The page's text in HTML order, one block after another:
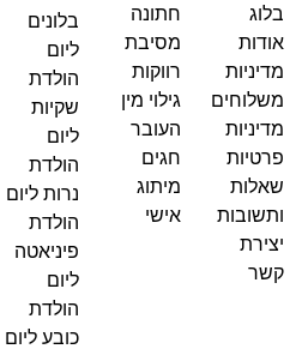
בלוג
אודות
מדיניות
משלוחים
מדיניות
פרטיות
שאלות
ותשובות
יצירת
קשר
חתונה
מסיבת
רווקות
גילוי מין
העובר
חגים
מיתוג
אישי
בלונים
ליום
הולדת
שקיות
ליום
הולדת
נרות ליום
הולדת
פיניאטה
ליום
הולדת
כובע ליום